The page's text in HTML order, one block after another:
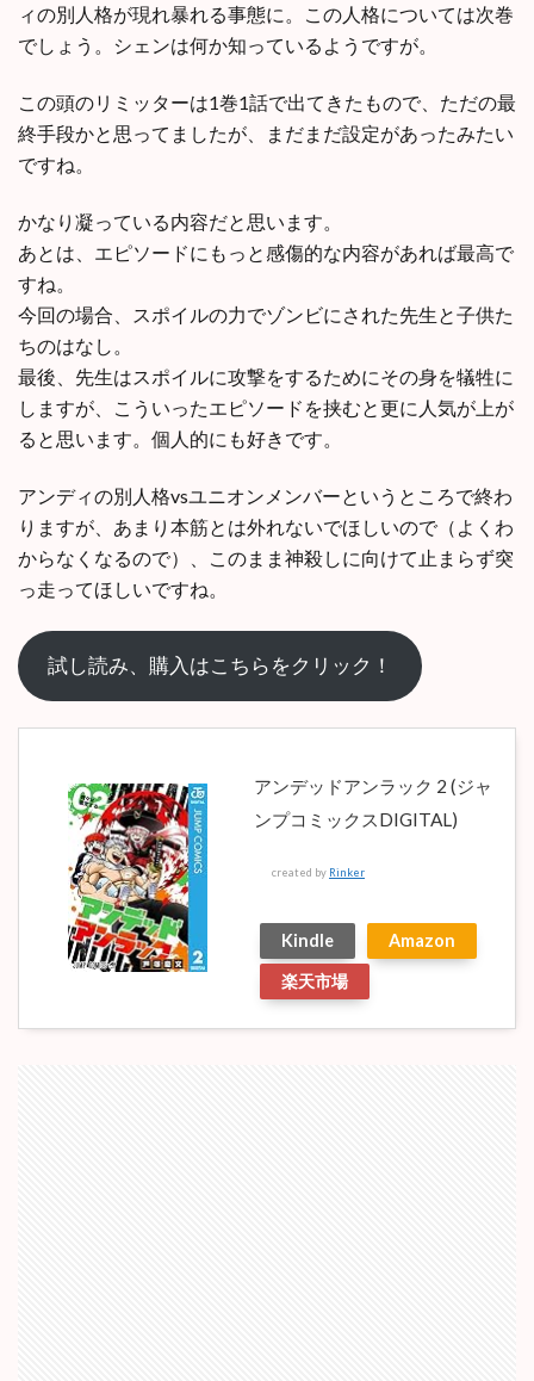
ィの別人格が現れ暴れる事態に。この人格については次巻
でしょう。シェンは何か知っているようですが。
この頭のリミッターは1巻1話で出てきたもので、ただの最
終手段かと思ってましたが、まだまだ設定があったみたい
ですね。
かなり凝っている内容だと思います。
あとは、エピソードにもっと感傷的な内容があれば最高で
すね。
今回の場合、スポイルの力でゾンビにされた先生と子供た
ちのはなし。
最後、先生はスポイルに攻撃をするためにその身を犠牲に
しますが、こういったエピソードを挟むと更に人気が上が
ると思います。個人的にも好きです。
アンディの別人格vsユニオンメンバーというところで終わ
りますが、あまり本筋とは外れないでほしいので（よくわ
からなくなるので）、このまま神殺しに向けて止まらず突
っ走ってほしいですね。
試し読み、購入はこちらをクリック！
アンデッドアンラック 2 (ジャ
ンプコミックスDIGITAL)
created by Rinker
Kindle
Amazon
楽天市場